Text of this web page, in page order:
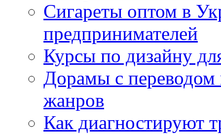
Сигареты оптом в
предпринимателей
Курсы по дизайну
Дорамы с переводом
жанров
Как диагностируют